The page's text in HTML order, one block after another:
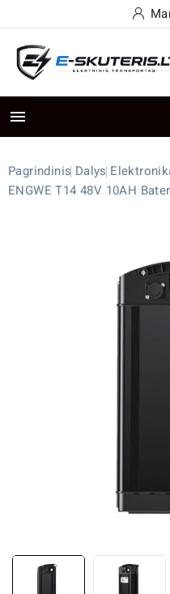

Pagrindinis Dalys
ENGWE T14 48V 10AH